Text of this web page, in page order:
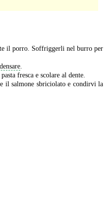
il porro. Soffriggerli nel burro per
fresca e scolare al dente.
il salmone sbriciolato e condirvi la